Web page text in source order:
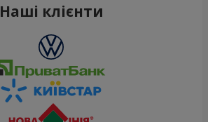
Наші клієнти